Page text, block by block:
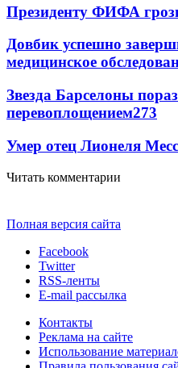
Президенту ФИФА
Довбик успешно
медицинское
Звезда Барселоны
перевоплощением273
Умер отец Лионеля
Читать комментарии
Полная версия сайта
Facebook
Twitter
RSS-ленты
E-mail рассылка
Контакты
Реклама на сайте
Использование